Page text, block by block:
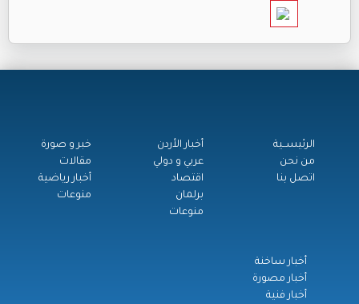
الرئيســية
من نحن
اتصل بنا
أخبار الأردن
عربي و دولي
اقتصاد
برلمان
منوعات
خبر و صورة
مقالات
أخبار رياضية
منوعات
أخبار ساخنة
أخبار مصورة
أخبار فنية